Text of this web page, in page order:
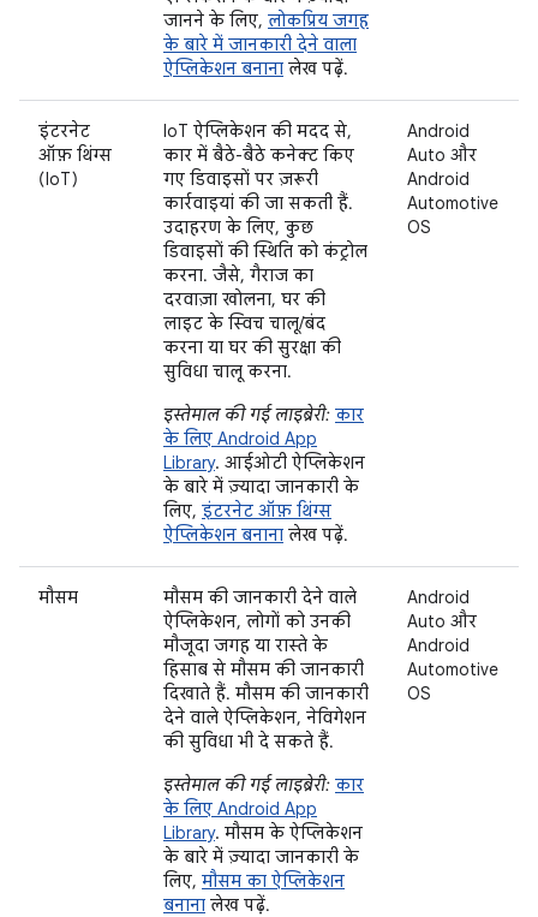
जानने के लिए, लोकप्रिय जगह
के बारे में जानकारी देने वाला
ऐप्लिकेशन बनाना लेख पढ़ें.
इंटरनेट
ऑफ़ थिंग्स
(IoT)
IoT ऐप्लिकेशन की मदद से,
कार में बैठे-बैठे कनेक्ट किए
गए डिवाइसों पर ज़रूरी
कार्रवाइयां की जा सकती हैं.
उदाहरण के लिए, कुछ
डिवाइसों की स्थिति को कंट्रोल
करना. जैसे, गैराज का
दरवाज़ा खोलना, घर की
लाइट के स्विच चालू/बंद
करना या घर की सुरक्षा की
सुविधा चालू करना.
इस्तेमाल की गई लाइब्रेरी: कार
के लिए Android App
Library. आईओटी ऐप्लिकेशन
के बारे में ज़्यादा जानकारी के
लिए, इंटरनेट ऑफ़ थिंग्स
ऐप्लिकेशन बनाना लेख पढ़ें.
Android
Auto और
Android
Automotive
OS
मौसम
मौसम की जानकारी देने वाले
ऐप्लिकेशन, लोगों को उनकी
मौजूदा जगह या रास्ते के
हिसाब से मौसम की जानकारी
दिखाते हैं. मौसम की जानकारी
देने वाले ऐप्लिकेशन, नेविगेशन
की सुविधा भी दे सकते हैं.
इस्तेमाल की गई लाइब्रेरी: कार
के लिए Android App
Library. मौसम के ऐप्लिकेशन
के बारे में ज़्यादा जानकारी के
लिए, मौसम का ऐप्लिकेशन
बनाना लेख पढ़ें.
Android
Auto और
Android
Automotive
OS